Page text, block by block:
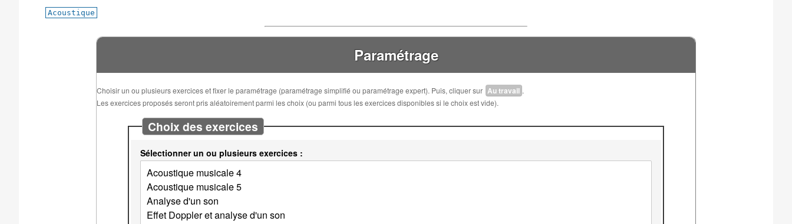
Acoustique
Paramétrage
Choisir un ou plusieurs exercices et fixer le paramétrage (paramétrage simplifié ou paramétrage expert). Puis, cliquer sur Au travail .
Les exercices proposés seront pris aléatoirement parmi les choix (ou parmi tous les exercices disponibles si le choix est vide).
Choix des exercices
Sélectionner un ou plusieurs exercices :